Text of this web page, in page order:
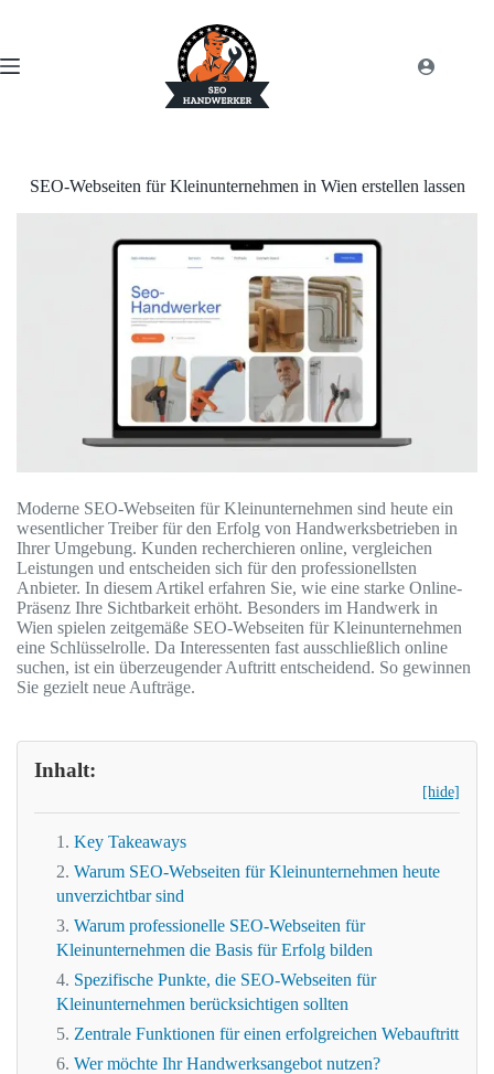
SEO-Webseiten für Kleinunternehmen in Wien erstellen lassen
Moderne SEO-Webseiten für Kleinunternehmen sind heute ein
wesentlicher Treiber für den Erfolg von Handwerksbetrieben in
Ihrer Umgebung. Kunden recherchieren online, vergleichen
Leistungen und entscheiden sich für den professionellsten
Anbieter. In diesem Artikel erfahren Sie, wie eine starke Online-
Präsenz Ihre Sichtbarkeit erhöht. Besonders im Handwerk in
Wien spielen zeitgemäße SEO-Webseiten für Kleinunternehmen
eine Schlüsselrolle. Da Interessenten fast ausschließlich online
suchen, ist ein überzeugender Auftritt entscheidend. So gewinnen
Sie gezielt neue Aufträge.
Inhalt:
[hide]
Key Takeaways
Warum SEO-Webseiten für Kleinunternehmen heute
unverzichtbar sind
Warum professionelle SEO-Webseiten für
Kleinunternehmen die Basis für Erfolg bilden
Spezifische Punkte, die SEO-Webseiten für
Kleinunternehmen berücksichtigen sollten
Zentrale Funktionen für einen erfolgreichen Webauftritt
Wer möchte Ihr Handwerksangebot nutzen?